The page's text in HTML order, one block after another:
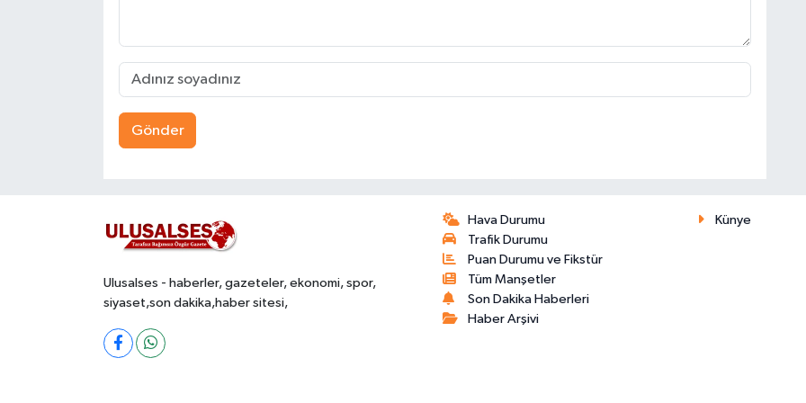
Gönder
Ulusalses - haberler, gazeteler, ekonomi, spor,
siyaset,son dakika,haber sitesi,
Hava Durumu
Trafik Durumu
Puan Durumu ve Fikstür
Tüm Manşetler
Son Dakika Haberleri
Haber Arşivi
Künye